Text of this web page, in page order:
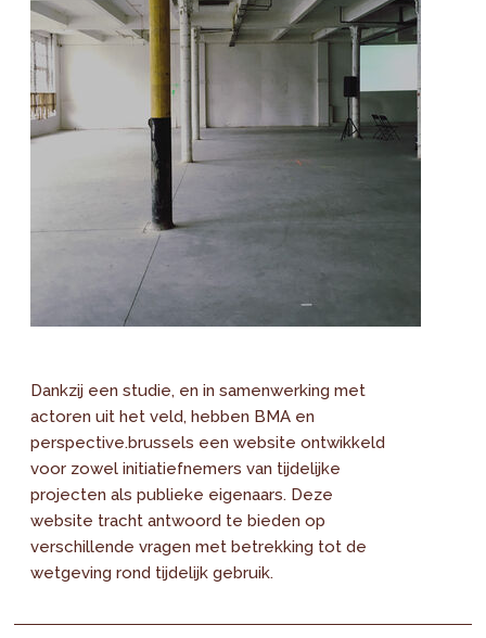
Dankzij een studie, en in samenwerking met
actoren uit het veld, hebben BMA en
perspective.brussels een website ontwikkeld
voor zowel initiatiefnemers van tijdelijke
projecten als publieke eigenaars. Deze
website tracht antwoord te bieden op
verschillende vragen met betrekking tot de
wetgeving rond tijdelijk gebruik.